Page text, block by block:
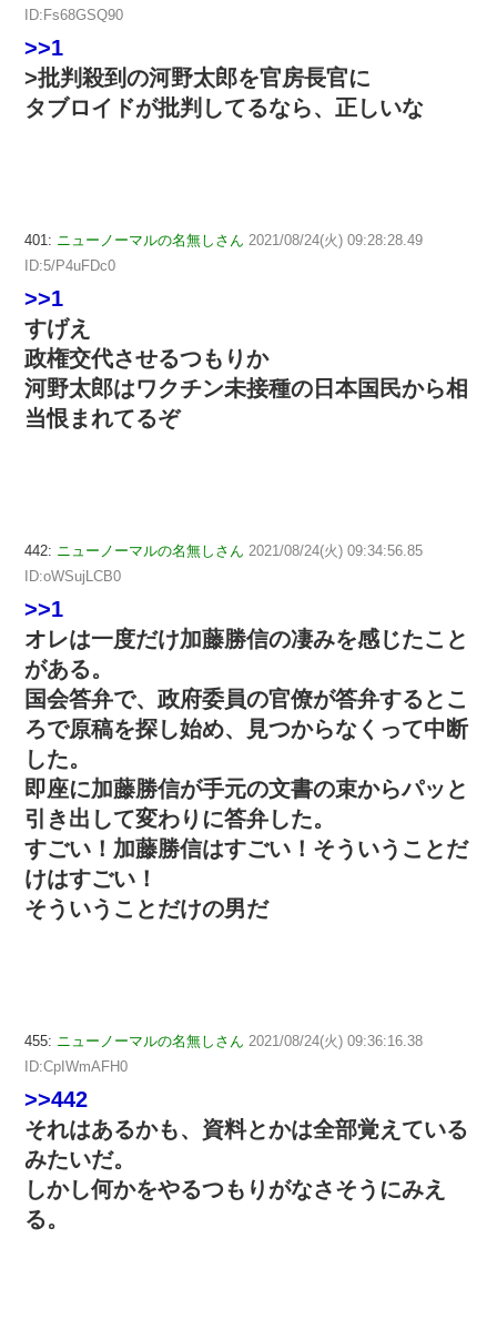
ID:Fs68GSQ90
>>1
>批判殺到の河野太郎を官房長官に
タブロイドが批判してるなら、正しいな
401: ニューノーマルの名無しさん 2021/08/24(火) 09:28:28.49
ID:5/P4uFDc0
>>1
すげえ
政権交代させるつもりか
河野太郎はワクチン未接種の日本国民から相
当恨まれてるぞ
442: ニューノーマルの名無しさん 2021/08/24(火) 09:34:56.85
ID:oWSujLCB0
>>1
オレは一度だけ加藤勝信の凄みを感じたこと
がある。
国会答弁で、政府委員の官僚が答弁するとこ
ろで原稿を探し始め、見つからなくって中断
した。
即座に加藤勝信が手元の文書の束からパッと
引き出して変わりに答弁した。
すごい！加藤勝信はすごい！そういうことだ
けはすごい！
そういうことだけの男だ
455: ニューノーマルの名無しさん 2021/08/24(火) 09:36:16.38
ID:CpIWmAFH0
>>442
それはあるかも、資料とかは全部覚えている
みたいだ。
しかし何かをやるつもりがなさそうにみえ
る。